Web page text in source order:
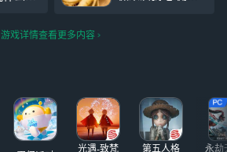
下午
阶排位呀
游戏详情查看更多内容
光遇-致梵
第五人格
永劫